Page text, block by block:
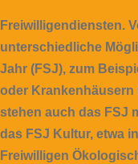
Freiwilligendiensten.
unterschiedliche
Jahr (FSJ), zum
oder Krankenhäusern
stehen auch das FSJ
das FSJ Kultur, etwa
Freiwilligen